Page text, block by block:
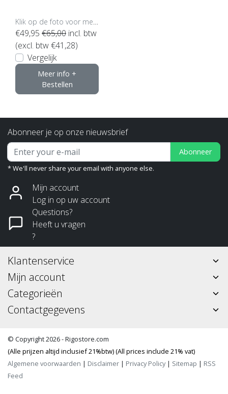
€49,95 €65,00 incl. btw
(excl. btw €41,28)
Vergelijk
Meer info +
Bestellen
Abonneer je op onze nieuwsbrief
Abonneer
* We'll never share your email with anyone else.
Mijn account
Log in op uw account
Questions?
Heeft u vragen
?
Klantenservice
Mijn account
Categorieën
Contactgegevens
© Copyright 2026 - Rigostore.com
(Alle prijzen altijd inclusief 21%btw) (All prices include 21% vat)
Algemene voorwaarden | Disclaimer | Privacy Policy| Sitemap | RSS
Feed